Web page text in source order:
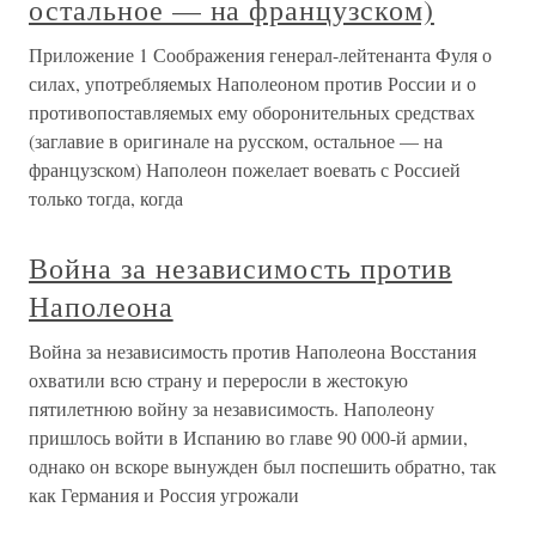
остальное — на французском)
Приложение 1 Соображения генерал-лейтенанта Фуля о
силах, употребляемых Наполеоном против России и о
противопоставляемых ему оборонительных средствах
(заглавие в оригинале на русском, остальное — на
французском) Наполеон пожелает воевать с Россией
только тогда, когда
Война за независимость против
Наполеона
Война за независимость против Наполеона Восстания
охватили всю страну и переросли в жестокую
пятилетнюю войну за независимость. Наполеону
пришлось войти в Испанию во главе 90 000-й армии,
однако он вскоре вынужден был поспешить обратно, так
как Германия и Россия угрожали